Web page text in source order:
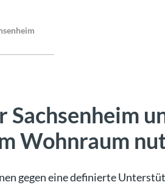
Wohnraum
gegen eine definierte